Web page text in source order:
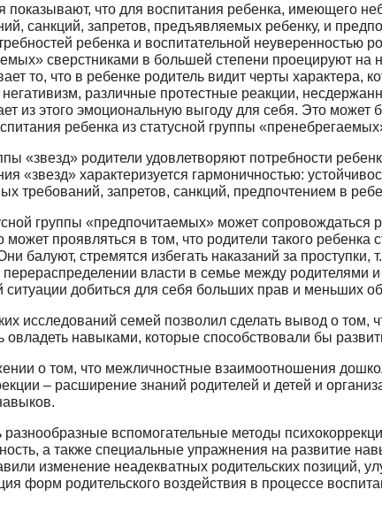
показывают, что для воспитания ребенка, имеющего
санкций, запретов, предъявляемых ребенку, и
ребенка и воспитательной неуверенностью
сверстниками в большей степени проецируют
то, что в ребенке родитель видит черты характе­ра,
негативизм, различные протестные реакции,
из этого эмоциональную выго­ду для себя. Это может
ребенка из статусной группы
«звезд» родители удовлетворяют потребности
«звезд» характеризуется гармоничностью:
требований, запретов, санкций, предпочтени­ем в
группы «предпочитаемых» может
проявляться в том, что родители такого
балуют, стремятся избегать наказаний за проступ­ки,
власти в семье между родителями
добиться для себя больших прав и мень­ших
исследований семей позволил сделать вывод о том,
навыками, которые способствовали бы
о том, что межличностные взаимоотношения
– расширение знаний родителей и детей и
разнообразные вспомогательные методы
а также специальные упражнения на развитие
изменение неадекватных родительских по­зиций,
форм родительского воздействия в процессе